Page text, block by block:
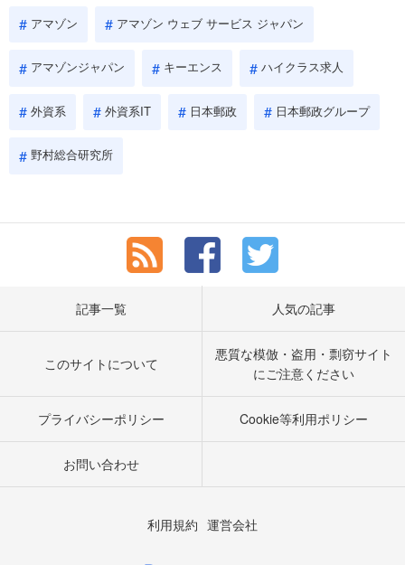
アマゾン アマゾン ウェブ サービス ジャパン
アマゾンジャパン キーエンス ハイクラス求人
外資系 外資系IT 日本郵政 日本郵政グループ
野村総合研究所
記事一覧 人気の記事
このサイトについて
悪質な模倣・盗用・剽窃サイト
にご注意ください
プライバシーポリシー Cookie等利用ポリシー
お問い合わせ
利用規約 運営会社